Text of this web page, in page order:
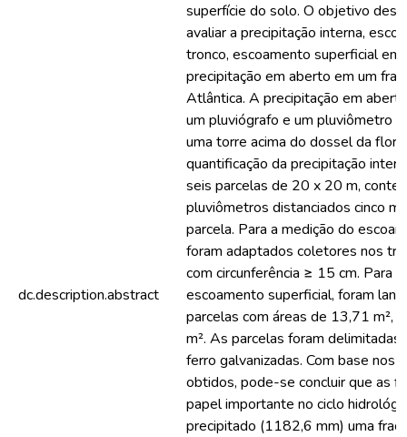
dc.description.abstract
superfície do solo. O objetivo
avaliar a precipitação interna,
tronco, escoamento superficial em
precipitação em aberto em um
Atlântica. A precipitação em
um pluviógrafo e um pluviômetro
uma torre acima do dossel da
quantificação da precipitação
seis parcelas de 20 x 20 m,
pluviômetros distanciados cinco
parcela. Para a medição do
foram adaptados coletores nos
com circunferência ≥ 15 cm. Para
escoamento superficial, foram
parcelas com áreas de 13,71 m²,
m². As parcelas foram delimitadas
ferro galvanizadas. Com base nos
obtidos, pode-se concluir que as
papel importante no ciclo
precipitado (1182,6 mm) uma